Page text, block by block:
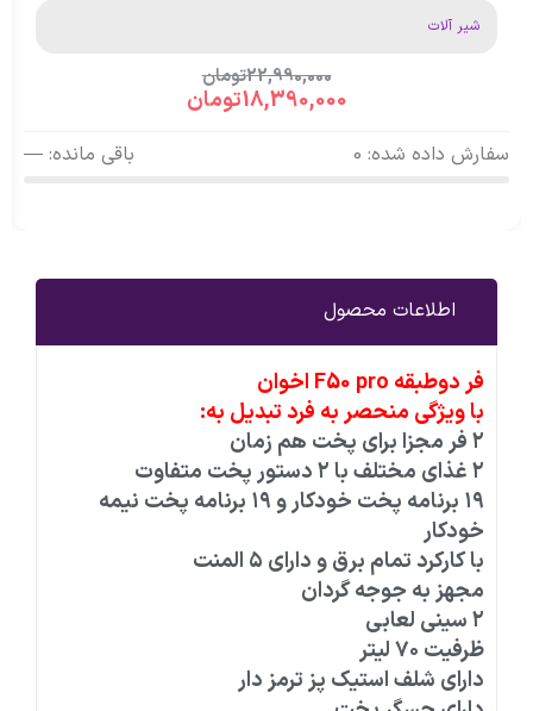
شیر آلات
22,990,000تومان
18,390,000تومان
سفارش داده شده: 0 باقی مانده: —
اطلاعات محصول
فر دوطبقه F50 pro اخوان
با ویژگی منحصر به فرد تبدیل به:
۲ فر مجزا برای پخت هم زمان
۲ غذای مختلف با ۲ دستور پخت متفاوت
۱۹ برنامه پخت خودکار و ۱۹ برنامه پخت نیمه
خودکار
با کارکرد تمام برق و دارای ۵ المنت
مجهز به جوجه گردان
۲ سینی لعابی
ظرفیت ۷۰ لیتر
دارای شلف استیک پز ترمز دار